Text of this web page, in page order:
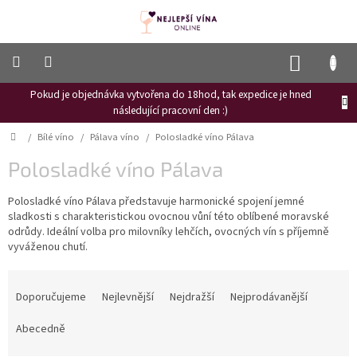
Pokud je objednávka vytvořena do 18hod, tak expedice je hned
následující pracovní den :)
Frizzante
Růžové
víno
Hroznový
Naši
vinaři
Bílé
Domů
/ Bílé víno / Pálava víno / Polosladké víno Pálava
Polosladké víno Pálava
Polosladké víno Pálava představuje harmonické spojení jemné
sladkosti s charakteristickou ovocnou vůní této oblíbené moravské
odrůdy. Ideální volba pro milovníky lehčích, ovocných vín s příjemně
vyváženou chutí.
Doporučujeme Nejlevnější Nejdražší
Nejprodávanější
Abecedně